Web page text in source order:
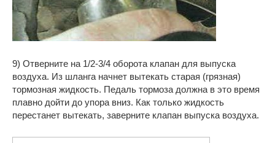
9) Отверните на 1/2-3/4 оборота клапан для выпуска
воздуха. Из шланга начнет вытекать старая (грязная)
тормозная жидкость. Педаль тормоза должна в это время
плавно дойти до упора вниз. Как только жидкость
перестанет вытекать, заверните клапан выпуска воздуха.